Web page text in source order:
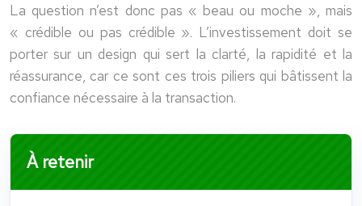
La question n’est donc pas « beau ou moche », mais
« crédible ou pas crédible ». L’investissement doit se
porter sur un design qui sert la clarté, la rapidité et la
réassurance, car ce sont ces trois piliers qui bâtissent la
confiance nécessaire à la transaction.
À retenir